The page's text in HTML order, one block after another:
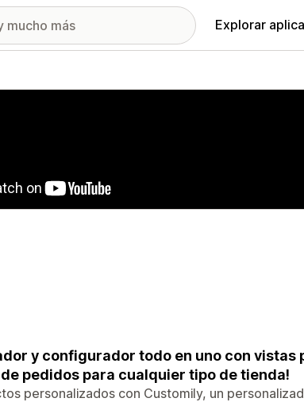
Explorar
destacadas
y configurador todo en uno con vistas
pedidos para cualquier tipo de tienda!
personalizados con Customily, un